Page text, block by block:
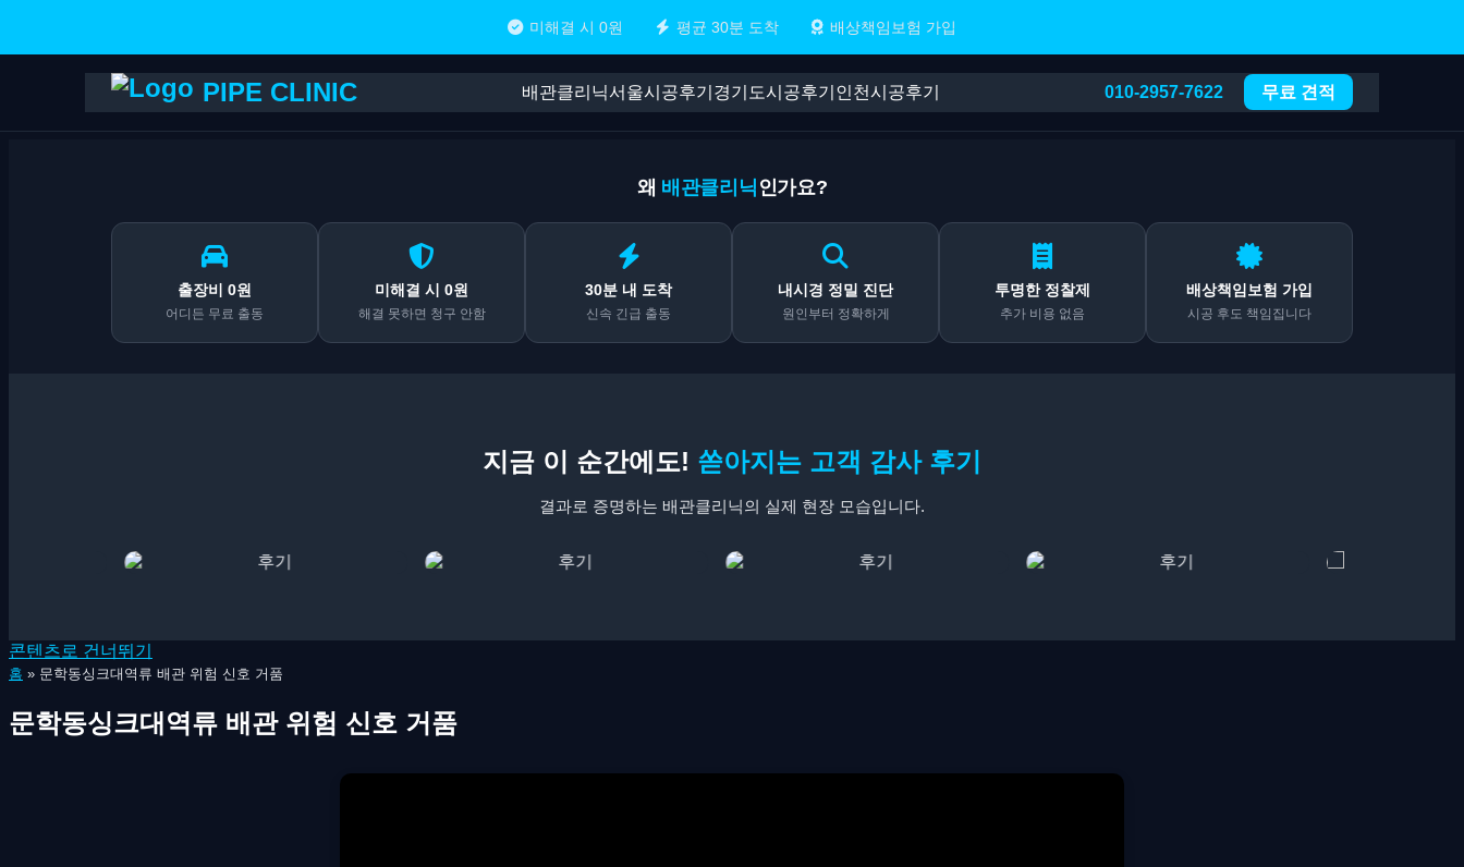
미해결 시 0원 평균 30분 도착 배상책임보험 가입
PIPE CLINIC 배관클리닉서울시공후기 경기도시공후기 인천시공후기 010-2957-7622 무료 견적
왜 배관클리닉 인가요?
출장비 0원
어디든 무료 출동
미해결 시 0원
해결 못하면 청구 안함
30분 내 도착
신속 긴급 출동
내시경 정밀 진단
원인부터 정확하게
투명한 정찰제
추가 비용 없음
배상책임보험 가입
시공 후도 책임집니다
지금 이 순간에도! 쏟아지는 고객 감사 후기
결과로 증명하는 배관클리닉의 실제 현장 모습입니다.
콘텐츠로 건너뛰기
홈 » 문학동싱크대역류 배관 위험 신호 거품
문학동싱크대역류 배관 위험 신호 거품